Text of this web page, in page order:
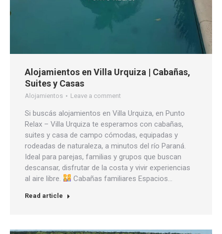
Alojamientos en Villa Urquiza | Cabañas,
Suites y Casas
Alojamientos Leave a comment
Si buscás alojamientos en Villa Urquiza, en Punto
Relax – Villa Urquiza te esperamos con cabañas,
suites y casa de campo cómodas, equipadas y
rodeadas de naturaleza, a minutos del río Paraná.
Ideal para parejas, familias y grupos que buscan
descansar, disfrutar de la costa y vivir experiencias
al aire libre.
Cabañas familiares Espacios…
Read article